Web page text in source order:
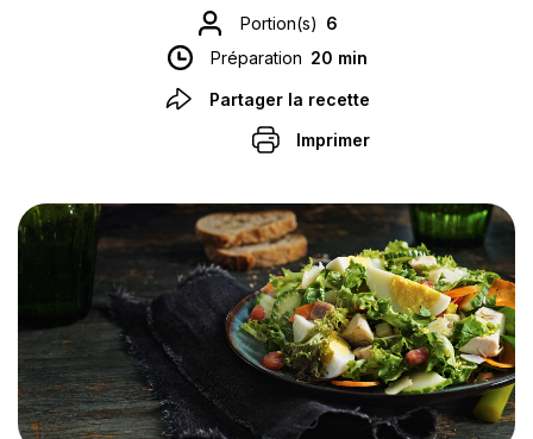
Portion(s) 6
Préparation 20 min
Partager la recette
Imprimer